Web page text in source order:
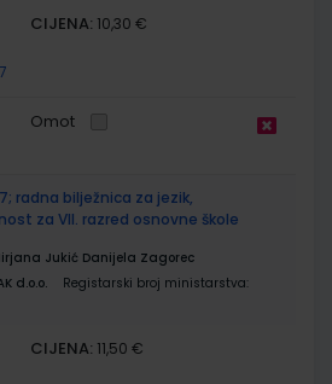
CIJENA: 10,30 €
Omot
7; radna bilježnica za jezik,
za VII. razred osnovne škole
Jukić Danijela Zagorec
d.o.o.
Registarski broj ministarstva:
CIJENA: 11,50 €